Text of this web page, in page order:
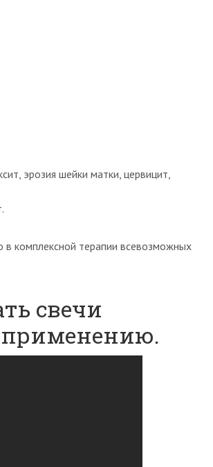
эрозия шейки матки, цервицит,
в комплексной терапии всевозможных
свечи
применению.